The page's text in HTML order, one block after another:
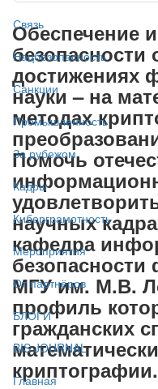
Связь
Нацбезопасность
Санкции
Промышленность
За рубежом
Кадры
Киберграмотность
Мероприятия
От партнёров
БЛОГИ
BIS JOURNAL
Главная
Обеспечение
безопасности
достижениях
науки – на
методах
Помочь
научных
кафедра
безопасности
МГУ им. М.В.
профиль
гражданских
криптографии.